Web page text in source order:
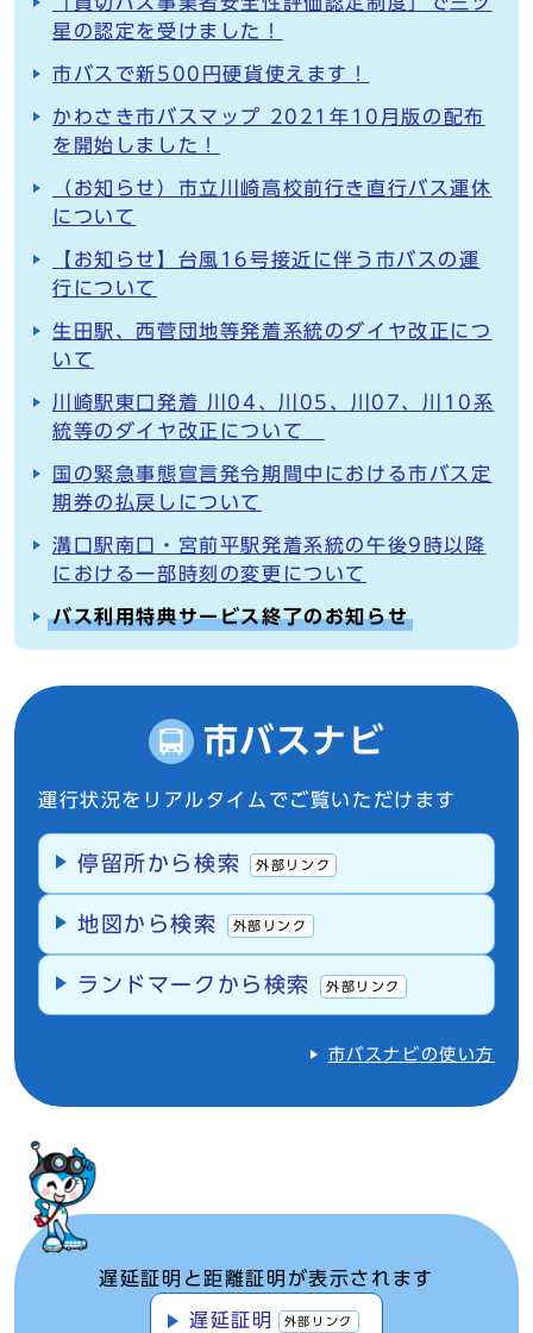
星の認定を受けました！
市バスで新500円硬貨使えます！
かわさき市バスマップ 2021年10月版の配布
を開始しました！
（お知らせ）市立川崎高校前行き直行バス運休
について
【お知らせ】台風16号接近に伴う市バスの運
行について
生田駅、西菅団地等発着系統のダイヤ改正につ
いて
川崎駅東口発着 川04、川05、川07、川10系
統等のダイヤ改正について
国の緊急事態宣言発令期間中における市バス定
期券の払戻しについて
溝口駅南口・宮前平駅発着系統の午後9時以降
における一部時刻の変更について
バス利用特典サービス終了のお知らせ
市バスナビ
運行状況をリアルタイムでご覧いただけます
停留所から検索 外部リンク
地図から検索 外部リンク
ランドマークから検索 外部リンク
市バスナビの使い方
遅延証明と距離証明が表示されます
遅延証明 外部リンク